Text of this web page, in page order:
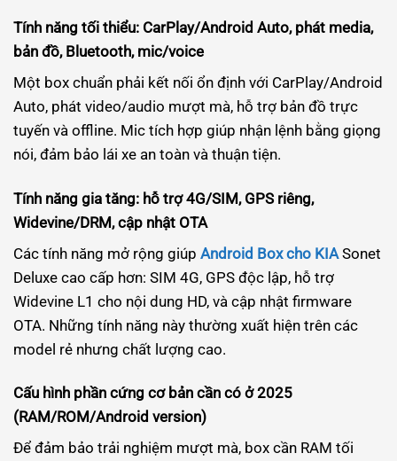
Tính năng tối thiểu: CarPlay/Android Auto, phát media,
bản đồ, Bluetooth, mic/voice
Một box chuẩn phải kết nối ổn định với CarPlay/Android
Auto, phát video/audio mượt mà, hỗ trợ bản đồ trực
tuyến và offline. Mic tích hợp giúp nhận lệnh bằng giọng
nói, đảm bảo lái xe an toàn và thuận tiện.
Tính năng gia tăng: hỗ trợ 4G/SIM, GPS riêng,
Widevine/DRM, cập nhật OTA
Các tính năng mở rộng giúp Android Box cho KIASonet
Deluxe cao cấp hơn: SIM 4G, GPS độc lập, hỗ trợ
Widevine L1 cho nội dung HD, và cập nhật firmware
OTA. Những tính năng này thường xuất hiện trên các
model rẻ nhưng chất lượng cao.
Cấu hình phần cứng cơ bản cần có ở 2025
(RAM/ROM/Android version)
Để đảm bảo trải nghiệm mượt mà, box cần RAM tối